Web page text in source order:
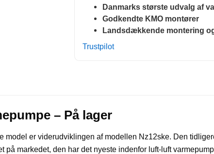
Danmarks største udvalg af
Godkendte KMO montører
Landsdækkende montering
Trustpilot
– På lager
model er viderudviklingen af modellen Nz12ske. Den
på markedet, den har det nyeste indenfor luft-luft